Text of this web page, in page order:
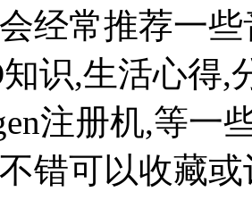
经常推荐一
知识,生活心得,
注册机,等一
错可以收藏